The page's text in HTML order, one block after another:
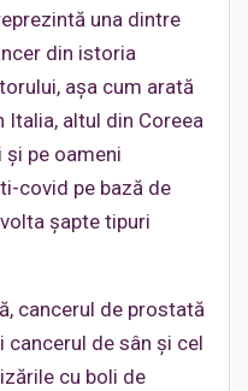
una dintre
din istoria
așa cum arată
Italia, altul din Coreea
și pe oameni
covid pe bază de
șapte tipuri
cancerul de prostată
de sân și cel
cu boli de